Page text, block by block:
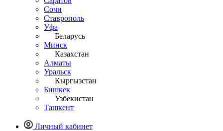
Сочи
Ставрополь
Уфа
Беларусь
Минск
Казахстан
Алматы
Уральск
Кыргызстан
Бишкек
Узбекистан
Ташкент
Личный кабинет